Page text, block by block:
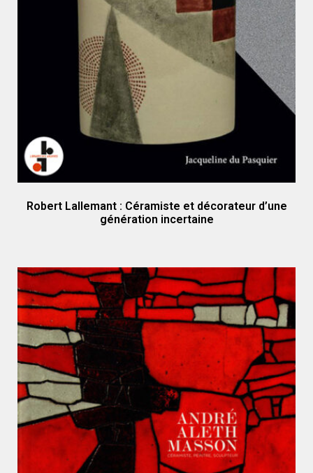
Robert Lallemant : Céramiste et décorateur d’une
génération incertaine